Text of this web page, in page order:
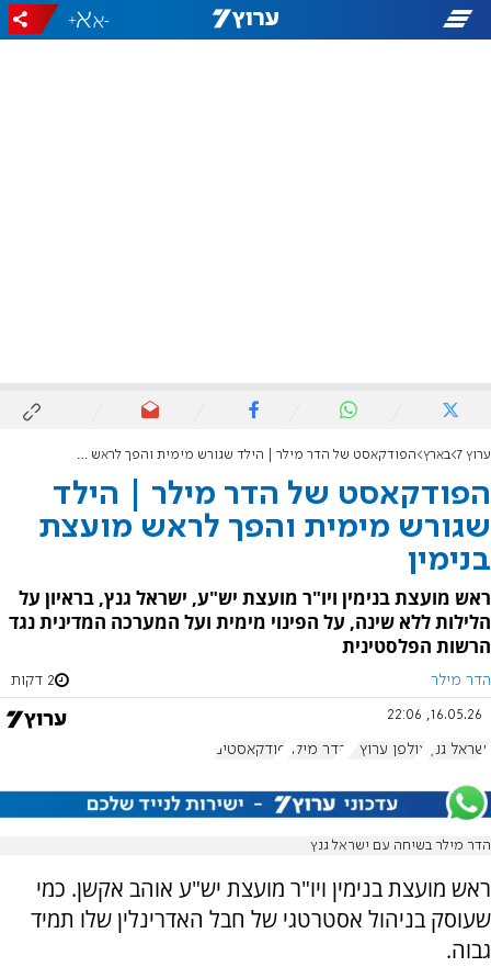
-
+
ערוץ 7 בארץ הפודקאסט של הדר מילר | הילד שגורש מימית והפך לראש מועצת בנימין
הפודקאסט של הדר מילר | הילד
שגורש מימית והפך לראש מועצת
בנימין
ראש מועצת בנימין ויו"ר מועצת יש"ע, ישראל גנץ, בראיון על
הלילות ללא שינה, על הפינוי מימית ועל המערכה המדינית נגד
הרשות הפלסטינית
הדר מילר 2 דקות
16.05.26, 22:06
ישראל גנץ אולפן ערוץ 7 הדר מילר פודקאסטים
הדר מילר בשיחה עם ישראל גנץ
ראש מועצת בנימין ויו"ר מועצת יש"ע אוהב אקשן. כמי
שעוסק בניהול אסטרטגי של חבל האדרינלין שלו תמיד
גבוה.